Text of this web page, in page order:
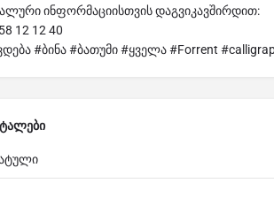
ინფორმაციისთვის დაგვიკავშირდით:
12 12 40
#ბინა #ბათუმი #ყველა #Forrent